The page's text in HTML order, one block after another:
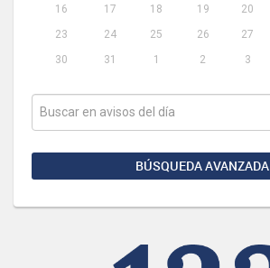
16
17 18 19 20
23
24 25 26 27
30
31 1 2 3
BÚSQUEDA AVANZADA